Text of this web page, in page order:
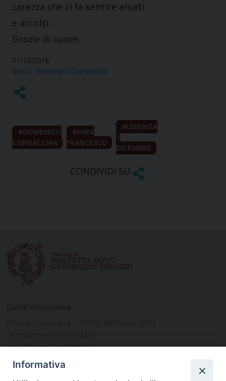
carezza che ci fa sentire amati
e accolti.
Grazie di cuore.
01/12/2018
Mons. Domenico Cornacchia
DOMENICO
CORNACCHIA
PAPA
FRANCESCO
UDIENZA
1
DICEMBRE
CONDIVIDI SU
www.diocesimolfetta.it –
diocesimolfetta@pec.chiesacattolica.it
Informativa